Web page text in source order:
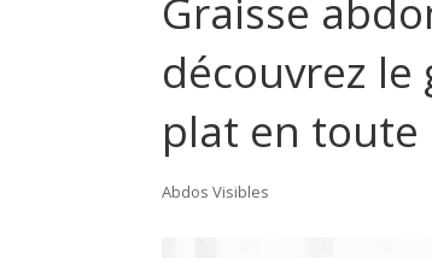
Graisse
découvrez
plat en
Abdos Visibles